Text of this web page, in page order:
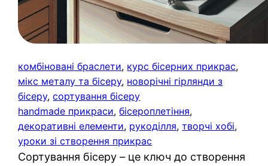
комбіновані браслети, курс бісерних прикрас
мікс металу та бісеру, новорічні гірлянди з
бісеру, сортування бісеру
handmade прикраси, бісероплетіння
декоративні елементи, рукоділля, творчі хобі
уроки зі створення прикрас
Сортування бісеру – це ключ до створення